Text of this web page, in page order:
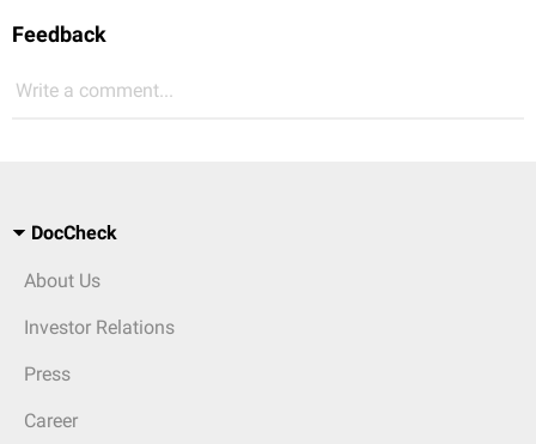
Feedback
Write a comment...
DocCheck
About Us
Investor Relations
Press
Career